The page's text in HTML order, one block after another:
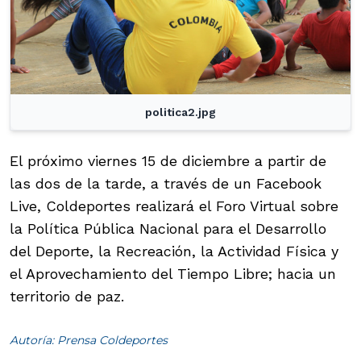
politica2.jpg
El próximo viernes 15 de diciembre a partir de
las dos de la tarde, a través de un Facebook
Live, Coldeportes realizará el Foro Virtual sobre
la Política Pública Nacional para el Desarrollo
del Deporte, la Recreación, la Actividad Física y
el Aprovechamiento del Tiempo Libre; hacia un
territorio de paz.
Autoría: Prensa Coldeportes